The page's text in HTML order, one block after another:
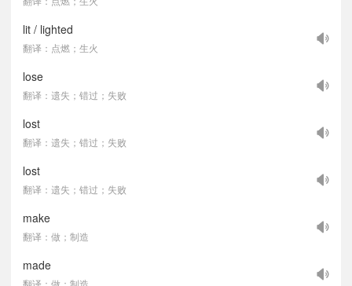
lit / lighted
翻译：点燃；生火
lose
翻译：遗失；错过；失败
lost
翻译：遗失；错过；失败
lost
翻译：遗失；错过；失败
make
翻译：做；制造
made
翻译：做；制造